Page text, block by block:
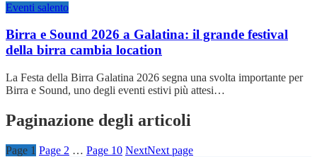
Eventi salento
Birra e Sound 2026 a Galatina: il grande festival
della birra cambia location
La Festa della Birra Galatina 2026 segna una svolta importante per
Birra e Sound, uno degli eventi estivi più attesi…
Paginazione degli articoli
Page 1 Page 2 … Page 10 NextNext page